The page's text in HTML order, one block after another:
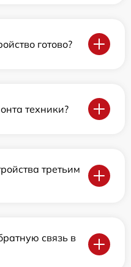
готово?
техники?
третьим
связь в